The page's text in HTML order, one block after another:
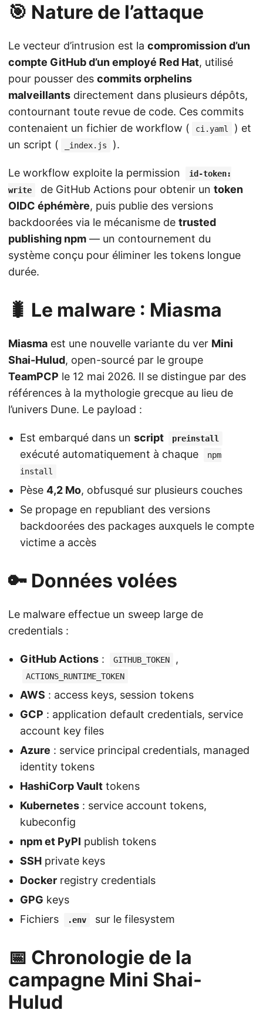
🎯 Nature de l’attaque
Le vecteur d’intrusion est la compromission d’un
compte GitHub d’un employé Red Hat, utilisé
pour pousser des commits orphelins
malveillants directement dans plusieurs dépôts,
contournant toute revue de code. Ces commits
contenaient un fichier de workflow (
ci.yaml
) et
un script (
_index.js ).
Le workflow exploite la permission
id-token:
write
de GitHub Actions pour obtenir un token
OIDC éphémère, puis publie des versions
backdoorées via le mécanisme de trusted
publishing npm — un contournement du
système conçu pour éliminer les tokens longue
durée.
🐛 Le malware : Miasma
Miasma est une nouvelle variante du ver Mini
Shai-Hulud, open-sourcé par le groupe
TeamPCP le 12 mai 2026. Il se distingue par des
références à la mythologie grecque au lieu de
l’univers Dune. Le payload :
Est embarqué dans un script preinstall
exécuté automatiquement à chaque
npm
install
Pèse 4,2 Mo, obfusqué sur plusieurs couches
Se propage en republiant des versions
backdoorées des packages auxquels le compte
victime a accès
🔑 Données volées
Le malware effectue un sweep large de
credentials :
GitHub Actions : GITHUB_TOKEN ,
ACTIONS_RUNTIME_TOKEN
AWS : access keys, session tokens
GCP : application default credentials, service
account key files
Azure : service principal credentials, managed
identity tokens
HashiCorp Vault tokens
Kubernetes : service account tokens,
kubeconfig
npm et PyPI publish tokens
SSH private keys
Docker registry credentials
GPG keys
Fichiers
.env sur le filesystem
📅 Chronologie de la
campagne Mini Shai-
Hulud